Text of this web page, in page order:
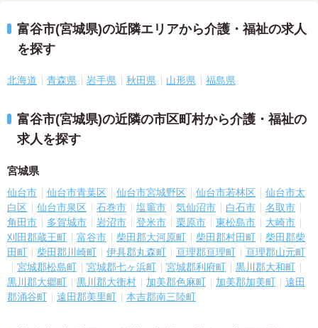
富谷市(宮城県)の近隣エリアから介護・福祉の求人
を探す
北海道 青森県 岩手県 秋田県 山形県 福島県
富谷市(宮城県)の近隣の市区町村から介護・福祉の
求人を探す
宮城県
仙台市 仙台市青葉区 仙台市宮城野区 仙台市若林区
仙台市太
白区
仙台市泉区 石巻市 塩竈市 気仙沼市 白石市
名取市
角田市
多賀城市 岩沼市 登米市 栗原市 東松島市
大崎市
刈田郡蔵王町
富谷市 柴田郡大河原町 柴田郡村田町
柴田郡柴
田町
柴田郡川崎町 伊具郡丸森町 亘理郡亘理町
亘理郡山元町
宮城郡松島町
宮城郡七ヶ浜町 宮城郡利府町
黒川郡大和町
黒川郡大郷町
黒川郡大衡村 加美郡色麻町 加美郡加美町
遠田
郡涌谷町
遠田郡美里町 本吉郡南三陸町